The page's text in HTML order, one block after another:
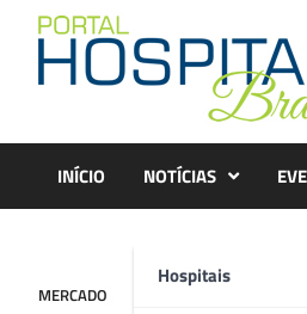
content
INÍCIO NOTÍCIAS
Hospitais
MERCADO